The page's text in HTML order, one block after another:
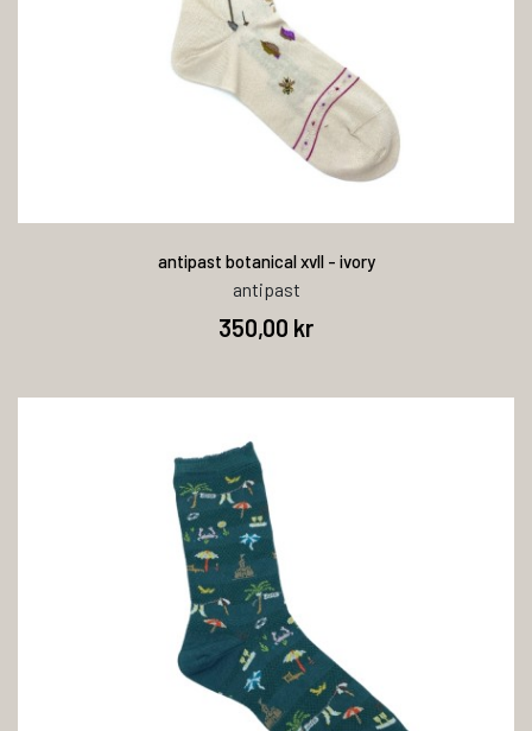
antipast botanical xvll - ivory
antipast
350,00 kr